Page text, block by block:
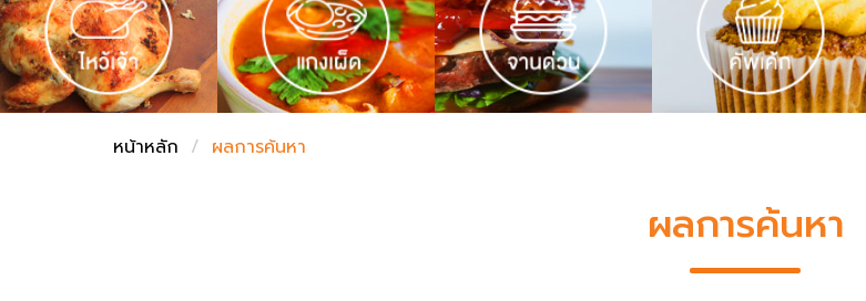
หน้าหลัก ผลการค้นหา
ผลการค้นหา